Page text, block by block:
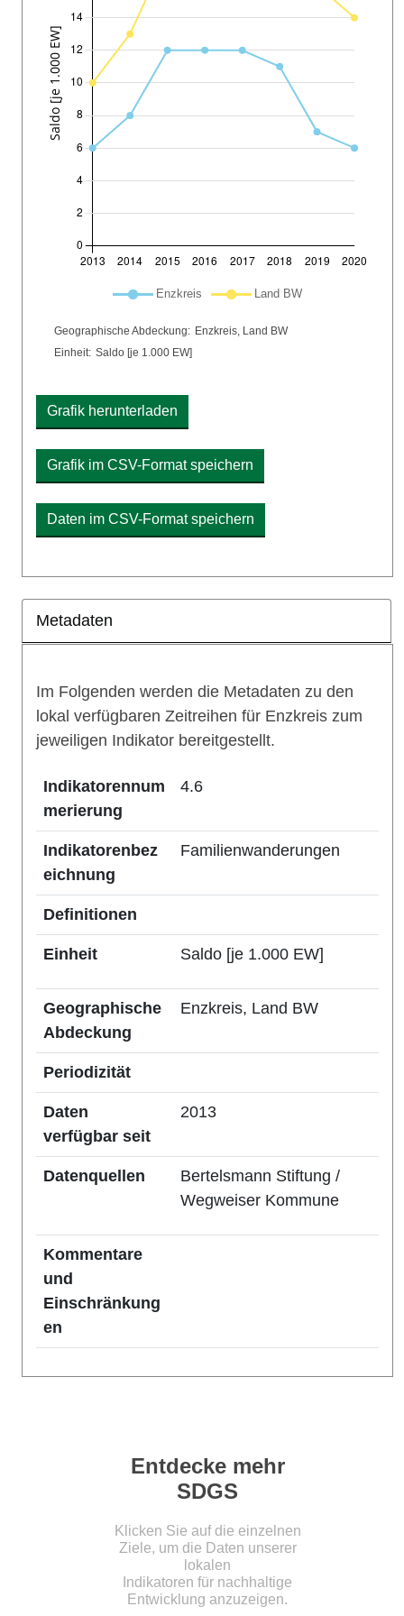
Plot-Legende: Liste der im Diagramm enthaltenen Linien
Enzkreis Land BW
Chart details
Geographische Abdeckung: Enzkreis, Land BW
Einheit: Saldo [je 1.000 EW]
Grafik herunterladen
Grafik im CSV-Format speichern
Daten im CSV-Format speichern
Metadaten
Im Folgenden werden die Metadaten zu den
lokal verfügbaren Zeitreihen für Enzkreis zum
jeweiligen Indikator bereitgestellt.
Indikatorennum
merierung
4.6
Indikatorenbez
eichnung
Familienwanderungen
Definitionen
Einheit Saldo [je 1.000 EW]
Geographische
Abdeckung
Enzkreis, Land BW
Periodizität
Daten
verfügbar seit
2013
Datenquellen
Bertelsmann Stiftung /
Wegweiser Kommune
Kommentare
und
Einschränkung
en
Entdecke mehr
SDGS
Klicken Sie auf die einzelnen
Ziele, um die Daten unserer
lokalen
Indikatoren für nachhaltige
Entwicklung anzuzeigen.